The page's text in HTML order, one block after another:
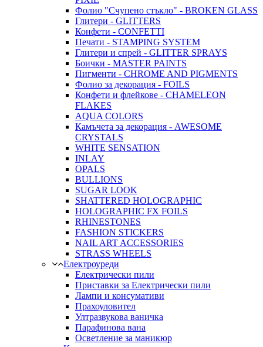
Фолио "Счупено стъкло" - BROKEN GLASS
Глитери - GLITTERS
Конфети - CONFETTI
Печати - STAMPING SYSTEM
Глитери и спрей - GLITTER SPRAYS
Боички - MASTER PAINTS
Пигменти - CHROME AND PIGMENTS
Фолио за декорация - FOILS
Конфети и флейкове - CHAMELEON
FLAKES
AQUA COLORS
Камъчета за декорация - AWESOME
CRYSTALS
WHITE SENSATION
INLAY
OPALS
BULLIONS
SUGAR LOOK
SHATTERED HOLOGRAPHIC
HOLOGRAPHIC FX FOILS
RHINESTONES
FASHION STICKERS
NAIL ART ACCESSORIES
STRASS WHEELS
Електроуреди
Електрически пили
Приставки за Електрически пили
Лампи и консумативи
Прахоуловител
Ултразвукова ваничка
Парафинова вана
Осветление за маникюр